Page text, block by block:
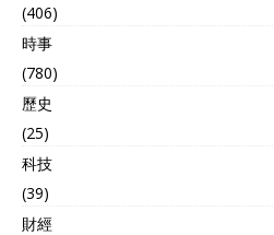
是希望靠“赢”来稳定国内，
这三个月以来印度再不赢，
印度国内都快炸锅了，说白
了就是转移印度国内舆论矛
盾。 印度军方捡到的霹
雳-15E空空导弹残骸 这可能
也是为印度空军透露战损做
铺垫，公开被巴基斯坦空军
歼-10CE战斗机+霹雳-15E远
程空空导弹击落的损失，特
(406)
時事
(780)
歷史
(25)
科技
(39)
財經